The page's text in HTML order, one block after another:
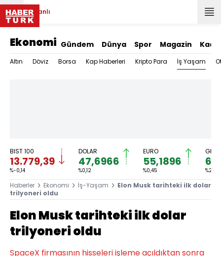
Canlı
Ekonomi Gündem Dünya Spor Magazin
Altın Döviz Borsa Kap Haberleri Kripto Para İş Yaşam
BIST 100
13.779,39
%-0,14
DOLAR
47,6966
%0,12
EURO
55,1896
%0,45 %2,59
Haberler Ekonomi İş-Yaşam
Elon Musk tarihteki ilk dolar
trilyoneri oldu
Elon Musk tarihteki ilk dolar
trilyoneri oldu
SpaceX firmasının hisseleri işleme açıldıktan sonra